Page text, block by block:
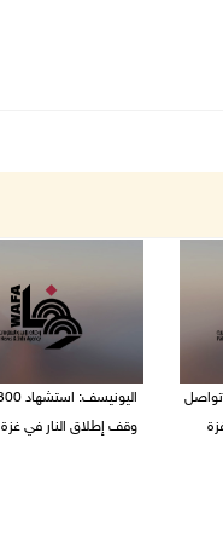
تواصل
وقف إطلاق النار في غزة